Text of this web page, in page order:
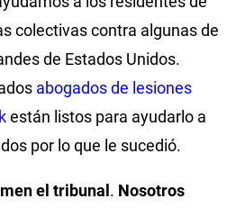
colectivas contra algunas de
de Estados Unidos.
abogados de lesiones
están listos para ayudarlo a
por lo que le sucedió.
el tribunal. Nosotros